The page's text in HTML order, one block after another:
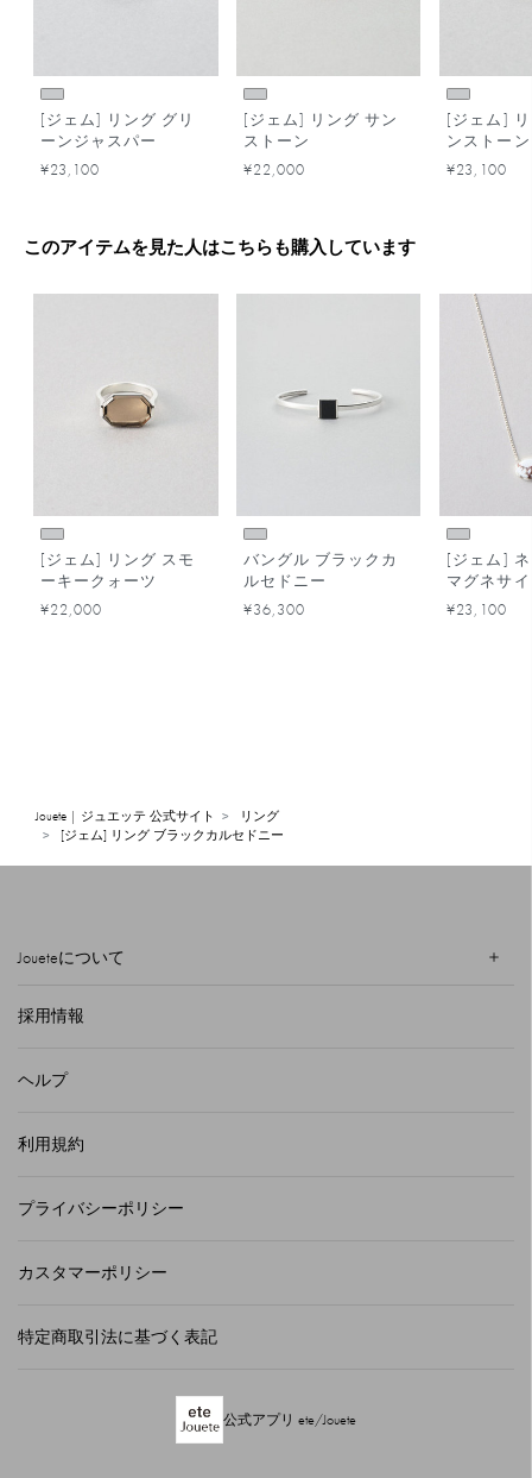
[ジェム] リング グリ
ーンジャスパー
¥23,100
[ジェム] リング サン
ストーン
¥22,000
[ジェム]
ンストーン
¥23,100
このアイテムを見た人はこちらも購入しています
[ジェム] リング スモ
ーキークォーツ
¥22,000
バングル ブラックカ
ルセドニー
¥36,300
[ジェム]
マグネサ
¥23,100
Jouete | ジュエッテ 公式サイト
リング
[ジェム] リング ブラックカルセドニー
Joueteについて
採用情報
ヘルプ
利用規約
プライバシーポリシー
カスタマーポリシー
特定商取引法に基づく表記
公式アプリ ete/Jouete